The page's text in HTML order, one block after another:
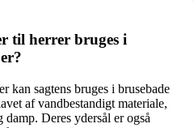
til herrer bruges i
kan sagtens bruges i brusebade
af vandbestandigt materiale,
Deres ydersål er også